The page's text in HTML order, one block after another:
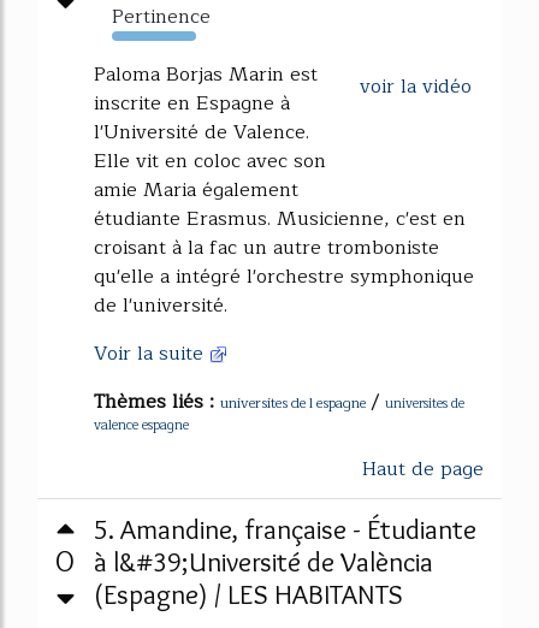
Pertinence
148%
voir la vidéo
Paloma Borjas Marin est
inscrite en Espagne à
l'Université de Valence.
Elle vit en coloc avec son
amie Maria également
étudiante Erasmus. Musicienne, c'est en
croisant à la fac un autre tromboniste
qu'elle a intégré l'orchestre symphonique
de l'université.
Voir la suite
Thèmes liés : universites de l espagne / universites de
valence espagne
Haut de page
0
5. Amandine, française - Étudiante
à l&#39;Université de València
(Espagne) / LES HABITANTS